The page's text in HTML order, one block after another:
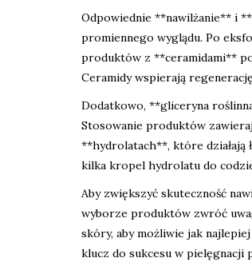
Odpowiednie **nawilżanie** i
promiennego wyglądu. Po
produktów z **ceramidami**
Ceramidy wspierają
Dodatkowo, **gliceryna
Stosowanie produktów
**hydrolatach**, które działają
kilka kropel hydrolatu do
Aby zwiększyć skuteczność
wyborze produktów zwróć
skóry, aby możliwie jak
klucz do sukcesu w pielęgnacji